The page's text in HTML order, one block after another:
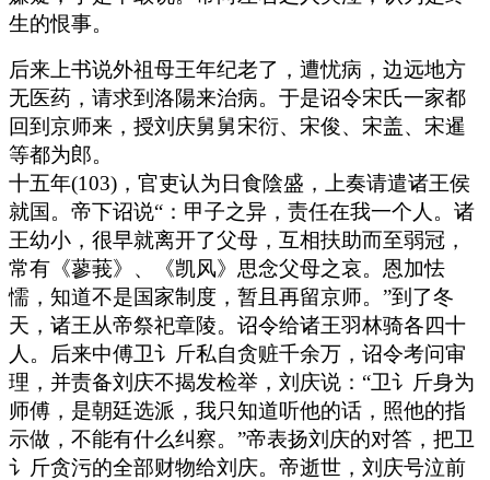
生的恨事。
后来上书说外祖母王年纪老了，遭忧病，边远地方
无医药，请求到洛陽来治病。于是诏令宋氏一家都
回到京师来，授刘庆舅舅宋衍、宋俊、宋盖、宋暹
等都为郎。
十五年(103)，官吏认为日食陰盛，上奏请遣诸王侯
就国。帝下诏说“：甲子之异，责任在我一个人。诸
王幼小，很早就离开了父母，互相扶助而至弱冠，
常有《蓼莪》、《凯风》思念父母之哀。恩加怯
懦，知道不是国家制度，暂且再留京师。”到了冬
天，诸王从帝祭祀章陵。诏令给诸王羽林骑各四十
人。后来中傅卫讠斤私自贪赃千余万，诏令考问审
理，并责备刘庆不揭发检举，刘庆说：“卫讠斤身为
师傅，是朝廷选派，我只知道听他的话，照他的指
示做，不能有什么纠察。”帝表扬刘庆的对答，把卫
讠斤贪污的全部财物给刘庆。帝逝世，刘庆号泣前